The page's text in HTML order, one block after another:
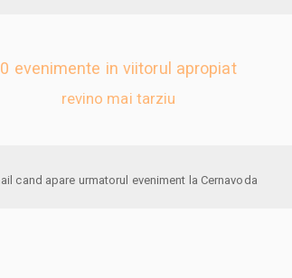
0 evenimente in viitorul apropiat
revino mai tarziu
anunta-ma pe email cand apare urmatorul eveniment la Cernavoda